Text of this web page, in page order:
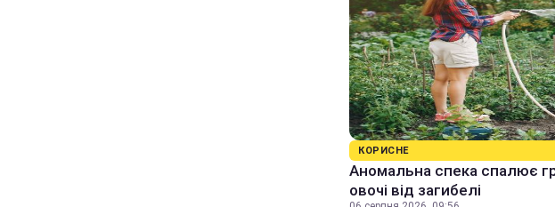
КОРИСНЕ
Аномальна спека спалює
овочі від загибелі